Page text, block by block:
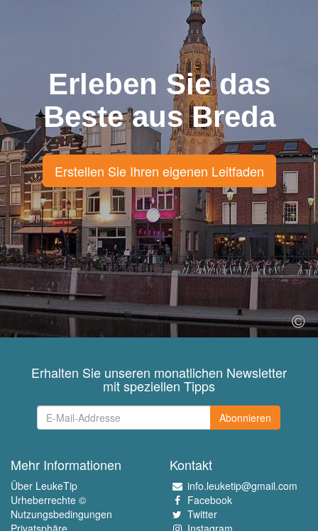
Erleben Sie das
Beste aus Breda
Erstellen Sie Ihren eigenen Leitfaden
Erhalten Sie unseren monatlichen Newsletter
mit speziellen Tipps
Abonnieren
Mehr Informationen
Über LeukeTip
Urheberrechte ©
Nutzungsbedingungen
Privatsphäre
Kontakt
info.leuketip@gmail.com
Facebook
Twitter
Instagram